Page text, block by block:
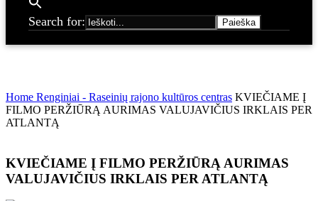
Search for:
Home Renginiai - Raseinių rajono kultūros centras KVIEČIAME Į
FILMO PERŽIŪRĄ AURIMAS VALUJAVIČIUS IRKLAIS PER
ATLANTĄ
KVIEČIAME Į FILMO PERŽIŪRĄ AURIMAS
VALUJAVIČIUS IRKLAIS PER ATLANTĄ